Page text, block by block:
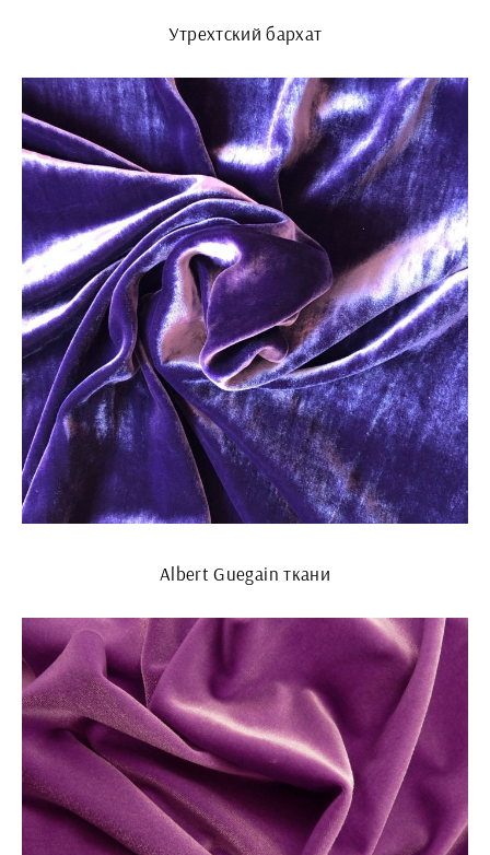
Утрехтский бархат
Albert Guegain ткани